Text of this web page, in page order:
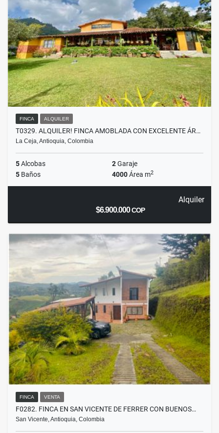
FINCA ALQUILER
T0329. ALQUILER! FINCA AMOBLADA CON EXCELENTE ÁR…
La Ceja, Antioquia, Colombia
5Alcobas 2Garaje
5 Baños 4000Área m2
Alquiler
$6.900.000COP
FINCA VENTA
F0282. FINCA EN SAN VICENTE DE FERRER CON BUENOS…
San Vicente, Antioquia, Colombia